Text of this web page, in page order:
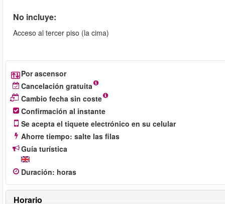
No incluye:
Acceso al tercer piso (la cima)
Por ascensor
Cancelación gratuita
Cambio fecha sin coste
Confirmación al instante
Se acepta el tiquete electrónico en su celular
Ahorre tiempo: salte las filas
Guía turística
Duración: horas
Horario